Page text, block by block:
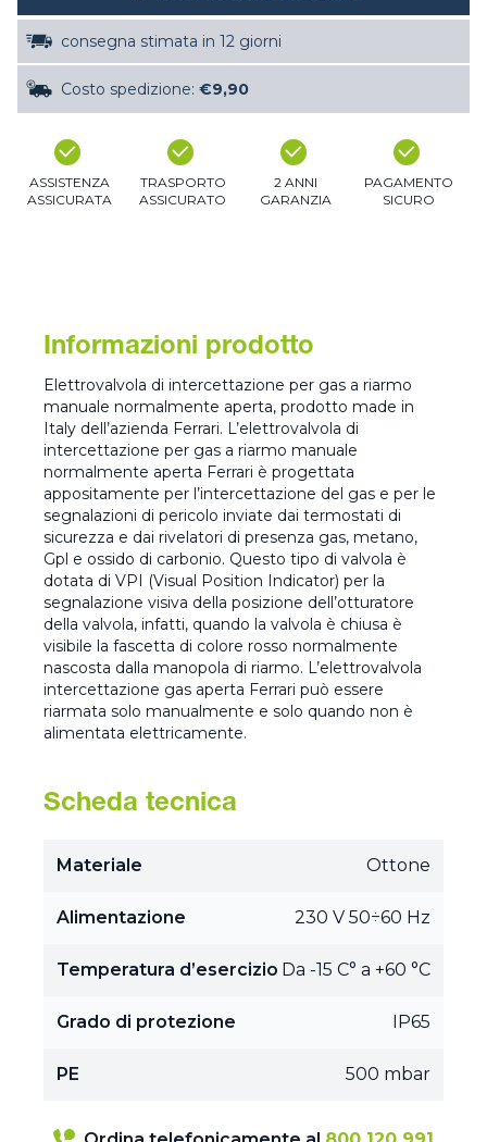
consegna stimata in 12 giorni
Costo spedizione: €9,90
ASSISTENZA
ASSICURATA
TRASPORTO
ASSICURATO
2 ANNI
GARANZIA
PAGAMENTO
SICURO
Informazioni prodotto
Elettrovalvola di intercettazione per gas a riarmo
manuale normalmente aperta, prodotto made in
Italy dell’azienda Ferrari. L’elettrovalvola di
intercettazione per gas a riarmo manuale
normalmente aperta Ferrari è progettata
appositamente per l’intercettazione del gas e per le
segnalazioni di pericolo inviate dai termostati di
sicurezza e dai rivelatori di presenza gas, metano,
Gpl e ossido di carbonio. Questo tipo di valvola è
dotata di VPI (Visual Position Indicator) per la
segnalazione visiva della posizione dell’otturatore
della valvola, infatti, quando la valvola è chiusa è
visibile la fascetta di colore rosso normalmente
nascosta dalla manopola di riarmo. L’elettrovalvola
intercettazione gas aperta Ferrari può essere
riarmata solo manualmente e solo quando non è
alimentata elettricamente.
Scheda tecnica
Materiale Ottone
Alimentazione 230 V 50÷60 Hz
Temperatura d’esercizio Da -15 C° a +60 °C
Grado di protezione IP65
PE 500 mbar